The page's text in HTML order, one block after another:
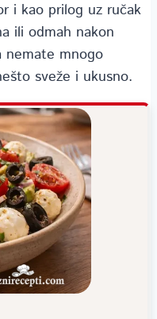
i kao prilog uz ručak
ili odmah nakon
nemate mnogo
sveže i ukusno.